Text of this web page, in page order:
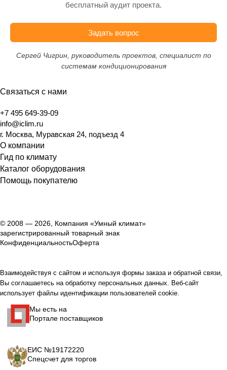
бесплатный аудит проекта.
Задать вопрос
Сергей Чигрин, руководитель проектов, специалист по
системам кондиционирования
Связаться с нами
+7 495 649-39-09
info@iclim.ru
г. Москва, Муравская 24, подъезд 4
О компании
Гид по климату
Каталог оборудования
Помощь покупателю
© 2008 — 2026, Компания «Умный климат»
зарегистрированный товарный знак
КонфиденциальностьОферта
Взаимодействуя с сайтом и используя формы заказа и обратной связи,
Вы соглашаетесь на обработку персональных данных. Веб-сайт
использует файлы идентификации пользователей cookie.
Мы есть на
Портале поставщиков
ЕИС №19172220
Спецсчет для торгов